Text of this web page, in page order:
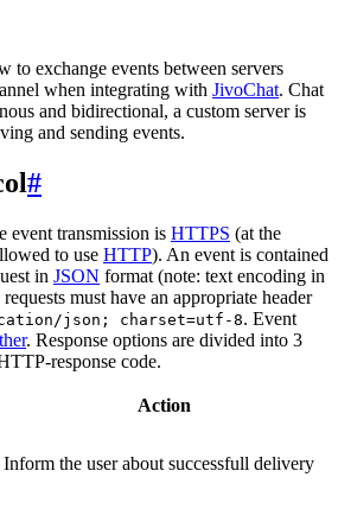
to exchange events between servers
when integrating with JivoChat. Chat
and bidirectional, a custom server is
and sending events.
#
event transmission is HTTPS (at the
to use HTTP). An event is contained
in JSON format (note: text encoding in
requests must have an appropriate header
json; charset=utf-8. Event
. Response options are divided into 3
response code.
Action
Inform the user about successfull delivery